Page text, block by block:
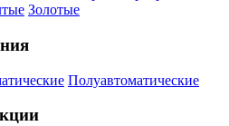
Золотые
Полуавтоматические